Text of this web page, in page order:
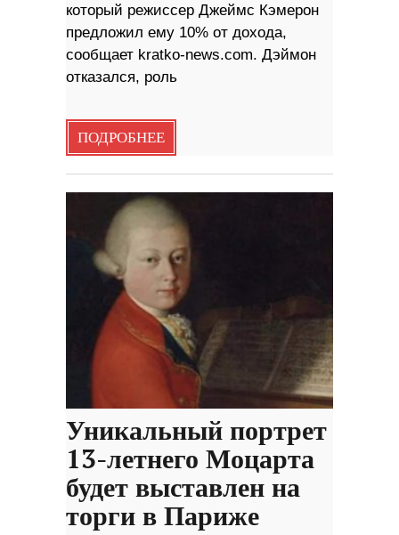
который режиссер Джеймс Кэмерон
предложил ему 10% от дохода,
сообщает kratko-news.com. Дэймон
отказался, роль
ПОДРОБНЕЕ
Уникальный портрет
13-летнего Моцарта
будет выставлен на
торги в Париже